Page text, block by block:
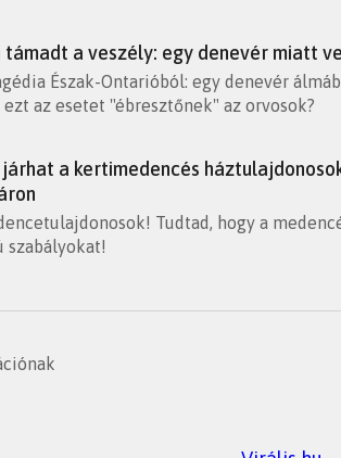
támadt a veszély: egy denevér miatt
Észak-Ontarióból: egy denevér
az esetet "ébresztőnek" az orvosok?
a kertimedencés
Tudtad, hogy a
szabályokat!